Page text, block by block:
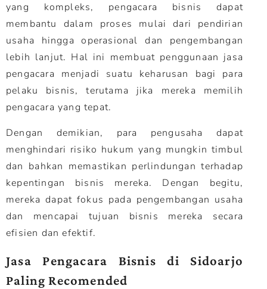
yang kompleks, pengacara bisnis dapat
membantu dalam proses mulai dari pendirian
usaha hingga operasional dan pengembangan
lebih lanjut. Hal ini membuat penggunaan jasa
pengacara menjadi suatu keharusan bagi para
pelaku bisnis, terutama jika mereka memilih
pengacara yang tepat.
Dengan demikian, para pengusaha dapat
menghindari risiko hukum yang mungkin timbul
dan bahkan memastikan perlindungan terhadap
kepentingan bisnis mereka. Dengan begitu,
mereka dapat fokus pada pengembangan usaha
dan mencapai tujuan bisnis mereka secara
efisien dan efektif.
Jasa Pengacara Bisnis di Sidoarjo
Paling Recomended